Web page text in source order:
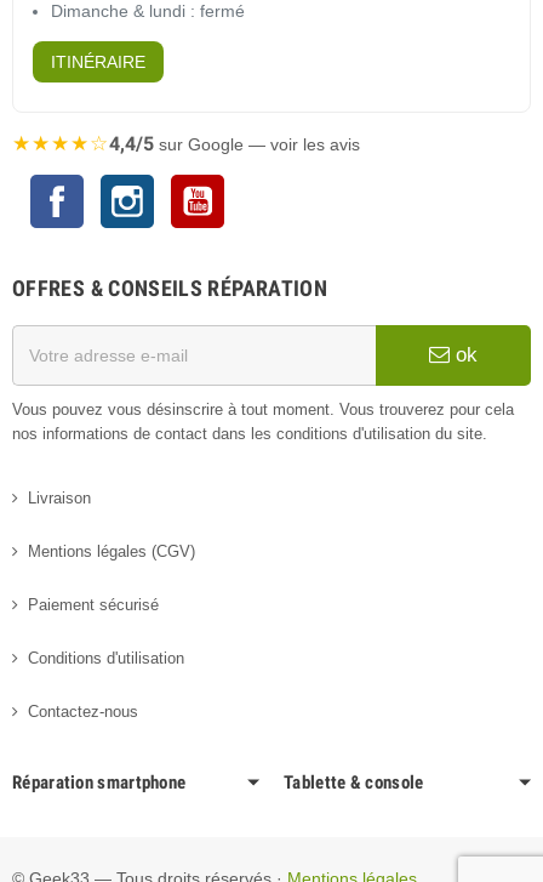
Dimanche & lundi : fermé
ITINÉRAIRE
★★★★☆4,4/5 sur Google — voir les avis
Facebook Instagram
OFFRES & CONSEILS RÉPARATION
ok
Vous pouvez vous désinscrire à tout moment. Vous trouverez pour cela
nos informations de contact dans les conditions d'utilisation du site.
Livraison
Mentions légales (CGV)
Paiement sécurisé
Conditions d'utilisation
Contactez-nous
Réparation smartphone Tablette & console